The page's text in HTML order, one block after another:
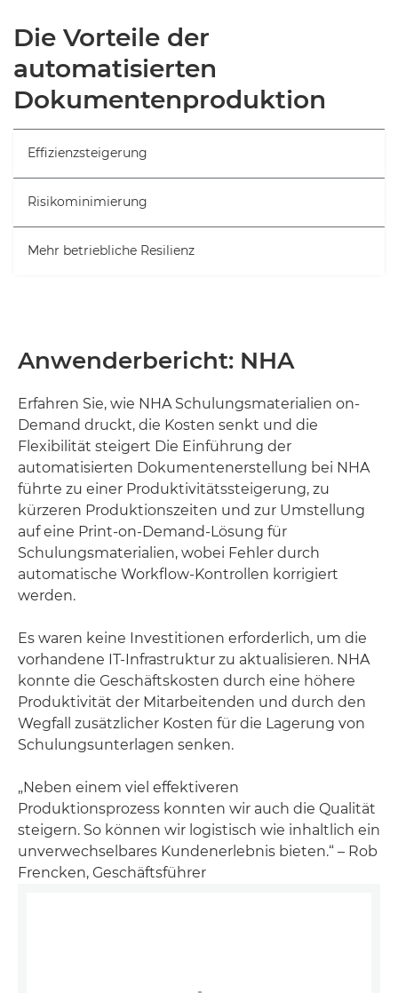
Die Vorteile der
automatisierten
Dokumentenproduktion
Effizienzsteigerung
Risikominimierung
Mehr betriebliche Resilienz
Anwenderbericht: NHA
Erfahren Sie, wie NHA Schulungsmaterialien on-
Demand druckt, die Kosten senkt und die
Flexibilität steigert Die Einführung der
automatisierten Dokumentenerstellung bei NHA
führte zu einer Produktivitätssteigerung, zu
kürzeren Produktionszeiten und zur Umstellung
auf eine Print-on-Demand-Lösung für
Schulungsmaterialien, wobei Fehler durch
automatische Workflow-Kontrollen korrigiert
werden.
Es waren keine Investitionen erforderlich, um die
vorhandene IT-Infrastruktur zu aktualisieren. NHA
konnte die Geschäftskosten durch eine höhere
Produktivität der Mitarbeitenden und durch den
Wegfall zusätzlicher Kosten für die Lagerung von
Schulungsunterlagen senken.
„Neben einem viel effektiveren
Produktionsprozess konnten wir auch die Qualität
steigern. So können wir logistisch wie inhaltlich ein
unverwechselbares Kundenerlebnis bieten.“ – Rob
Frencken, Geschäftsführer